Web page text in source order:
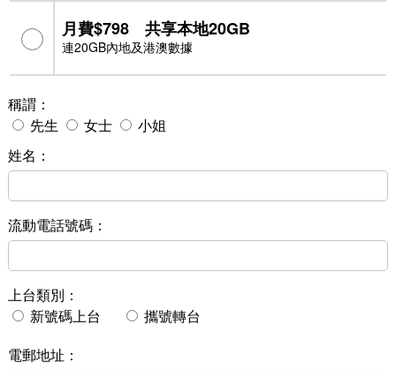
月費$798 共享本地20GB
連20GB內地及港澳數據
稱謂：
先生
女士
小姐
姓名：
流動電話號碼：
上台類別：
新號碼上台
攜號轉台
電郵地址：